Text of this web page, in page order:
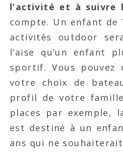
l’activité et à suivre
compte. Un enfant de
activités outdoor
l’aise qu’un enfant
sportif. Vous pouvez
votre choix de
profil de votre
places par exemple,
est destiné à un
ans qui ne